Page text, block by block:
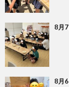
8月
8月